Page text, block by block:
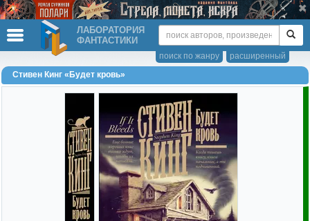
ЛАБОРАТОРИЯ
ФАНТАСТИКИ
расширенный
поиск по жанру
Стивен Кинг «Будет кровь»